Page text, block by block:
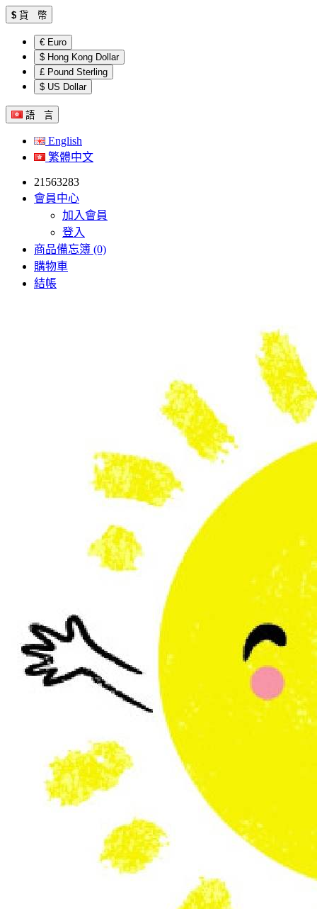
$ 貨 幣
€ Euro
$ Hong Kong Dollar
£ Pound Sterling
$ US Dollar
語 言
English
繁體中文
21563283
會員中心
加入會員
登入
商品備忘簿 (0)
購物車
結帳